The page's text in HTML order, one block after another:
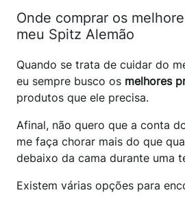
Onde comprar os
meu Spitz Alemão
Quando se trata de cuidar do
eu sempre busco os melhores
produtos que ele precisa.
Afinal, não quero que a conta
me faça chorar mais do que
debaixo da cama durante uma
Existem várias opções para